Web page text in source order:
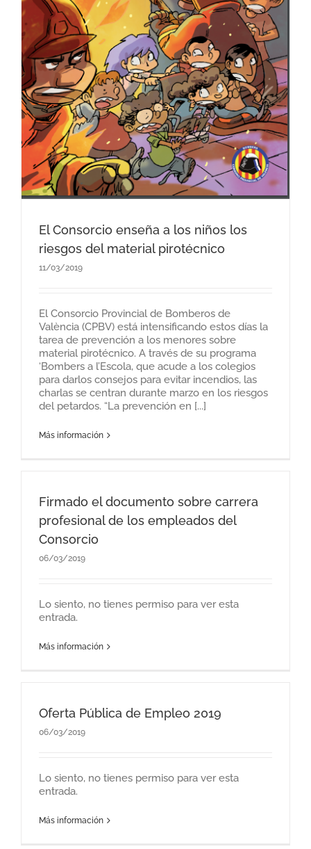
El Consorcio enseña a los niños los
riesgos del material pirotécnico
11/03/2019
El Consorcio Provincial de Bomberos de
València (CPBV) está intensificando estos días la
tarea de prevención a los menores sobre
material pirotécnico. A través de su programa
‘Bombers a l’Escola, que acude a los colegios
para darlos consejos para evitar incendios, las
charlas se centran durante marzo en los riesgos
del petardos. “La prevención en [...]
Más información
Firmado el documento sobre carrera
profesional de los empleados del
Consorcio
06/03/2019
Lo siento, no tienes permiso para ver esta
entrada.
Más información
Oferta Pública de Empleo 2019
06/03/2019
Lo siento, no tienes permiso para ver esta
entrada.
Más información